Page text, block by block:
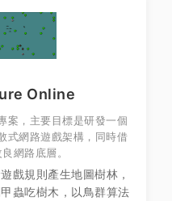
Online
案，主要目標是研發一個
式網路遊戲架構，同時借
網路底層。
戲規則產生地圖樹林，
蟲吃樹木，以鳥群算法